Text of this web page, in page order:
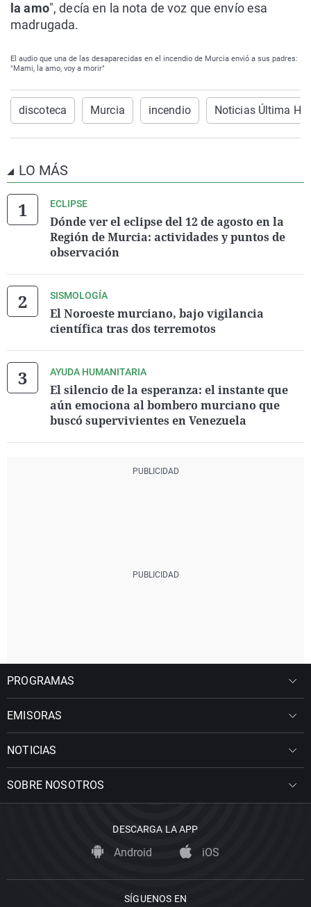
la amo", decía en la nota de voz que envío esa
madrugada.
El audio que una de las desaparecidas en el incendio de Murcia envió a sus padres:
"Mami, la amo, voy a morir"
discoteca Murcia incendio Noticias Última
LO MÁS
ECLIPSE
Dónde ver el eclipse del 12 de agosto en la
Región de Murcia: actividades y puntos de
observación
SISMOLOGÍA
El Noroeste murciano, bajo vigilancia
científica tras dos terremotos
AYUDA HUMANITARIA
El silencio de la esperanza: el instante que
aún emociona al bombero murciano que
buscó supervivientes en Venezuela
PROGRAMAS
EMISORAS
NOTICIAS
SOBRE NOSOTROS
DESCARGA LA APP
Android iOS
SÍGUENOS EN